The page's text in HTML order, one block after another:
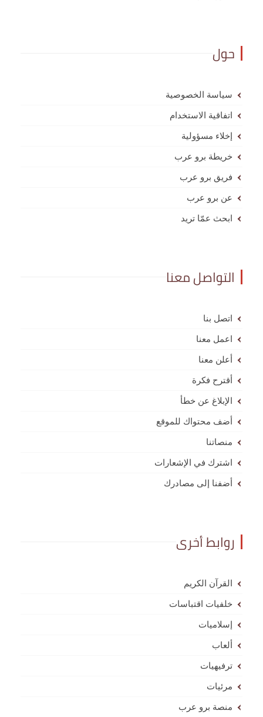
حول
سياسة الخصوصية
اتفاقية الاستخدام
إخلاء مسؤولية
خريطة برو عرب
فريق برو عرب
عن برو عرب
ابحث عمّا تريد
التواصل معنا
اتصل بنا
اعمل معنا
أعلن معنا
أقترح فكرة
الإبلاغ عن خطأ
أضف محتواك للموقع
منصاتنا
اشترك في الإشعارات
أضفنا إلى مصادرك
روابط أخرى
القرآن الكريم
خلفيات اقتباسات
إسلاميات
ألعاب
ترفيهيات
مرئيات
منصة برو عرب